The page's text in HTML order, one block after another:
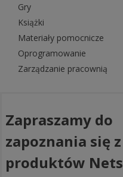
Gry
Książki
Materiały pomocnicze
Oprogramowanie
Zarządzanie pracownią
Zapraszamy do
zapoznania się
produktów